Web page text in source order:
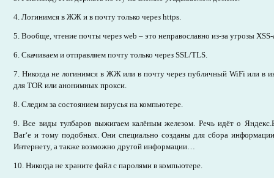
4. Логинимся в ЖЖ и в почту только через https.
5. Вообще, чтение почты через web – это неправославно из-за угрозы XSS-
6. Скачиваем и отправляем почту только через SSL/TLS.
7. Никогда не логинимся в ЖЖ или в почту через публичный WiFi или в
для TOR или анонимных прокси.
8. Следим за состоянием вирусья на компьютере.
9. Все виды тулбаров выжигаем калёным железом. Речь идёт о
Bar‘е и тому подобных. Они специально созданы для сбора
Интернету, а также возможно другой информации…
10. Никогда не храните файл с паролями в компьютере.